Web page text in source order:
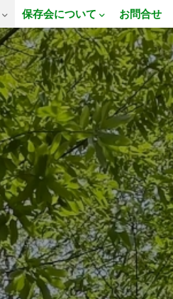
保存会について お問合せ